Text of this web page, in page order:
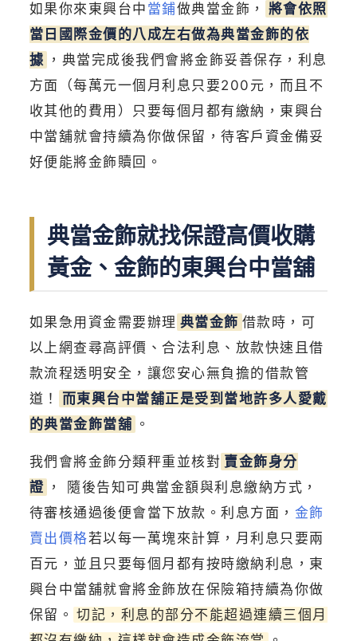
如果你來東興台中 當鋪做典當金飾，
將會依照
當日國際金價的八成左右做為典當金飾的依
據 ，典當完成後我們會將金飾妥善保存，利息
方面（每萬元一個月利息只要200元，而且不
收其他的費用）只要每個月都有繳納，東興台
中當舖就會持續為你做保留，待客戶資金備妥
好便能將金飾贖回。
典當金飾就找保證高價收購
黃金、金飾的東興台中當舖
如果急用資金需要辦理 典當金飾 借款時，可
以上網查尋高評價、合法利息、放款快速且借
款流程透明安全，讓您安心無負擔的借款管
道！
而東興台中當舖正是受到當地許多人愛戴
的典當金飾當舖 。
我們會將金飾分類秤重並核對 賣金飾身分
證 ， 隨後告知可典當金額與利息繳納方式，
待審核通過後便會當下放款。利息方面， 金飾
賣出價格若以每一萬塊來計算，月利息只要兩
百元，並且只要每個月都有按時繳納利息，東
興台中當舖就會將金飾放在保險箱持續為你做
保留。 切記，利息的部分不能超過連續三個月